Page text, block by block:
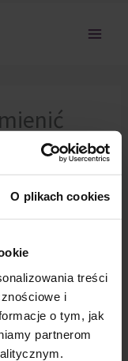
O plikach cookies
treści
i
o tym, jak
partnerom